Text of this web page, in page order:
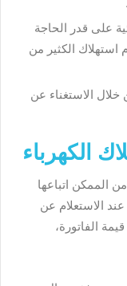
على قدر الحاجة
الكثير من
الاستغناء عن
الكهرباء
الممكن اتباعها
الاستعلام عن
الفاتورة،